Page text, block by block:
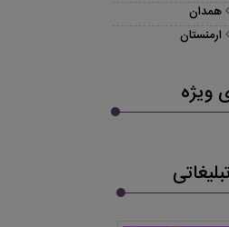
همدان
ارمنستان
ویژه